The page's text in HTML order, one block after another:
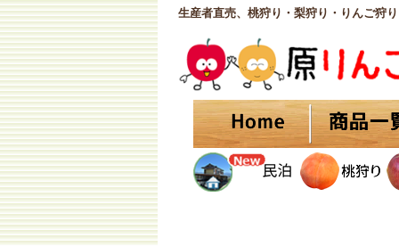
生産者直売、桃狩り・梨狩り・りんご狩